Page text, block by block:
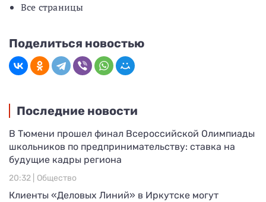
Все страницы
Поделиться новостью
Последние новости
В Тюмени прошел финал Всероссийской Олимпиады
школьников по предпринимательству: ставка на
будущие кадры региона
20:32 | Общество
Клиенты «Деловых Линий» в Иркутске могут